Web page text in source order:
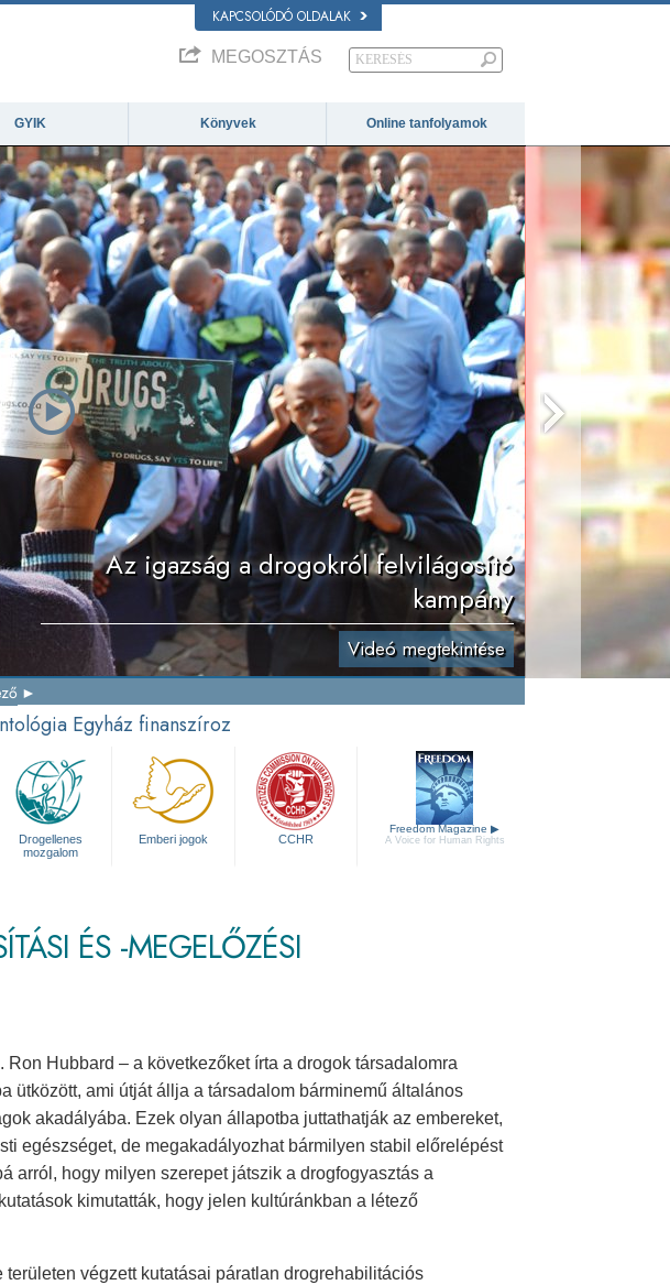
KAPCSOLÓDÓ OLDALAK
MEGOSZTÁS
GYIK Könyvek Online tanfolyamok
Az igazság a drogokról felvilágosító
kampány
Videó megtekintése
Egyház finanszíroz
Drogellenes
mozgalom
Emberi jogok CCHR
Freedom Magazine▶
A Voice for Human Rights
ÉS -MEGELŐZÉSI
Hubbard – a következőket írta a drogok társadalomra
ütközött, ami útját állja a társadalom bárminemű általános
akadályába. Ezek olyan állapotba juttathatják az embereket,
egészséget, de megakadályozhat bármilyen stabil előrelépést
arról, hogy milyen szerepet játszik a drogfogyasztás a
kimutatták, hogy jelen kultúránkban a létező
területen végzett kutatásai páratlan drogrehabilitációs